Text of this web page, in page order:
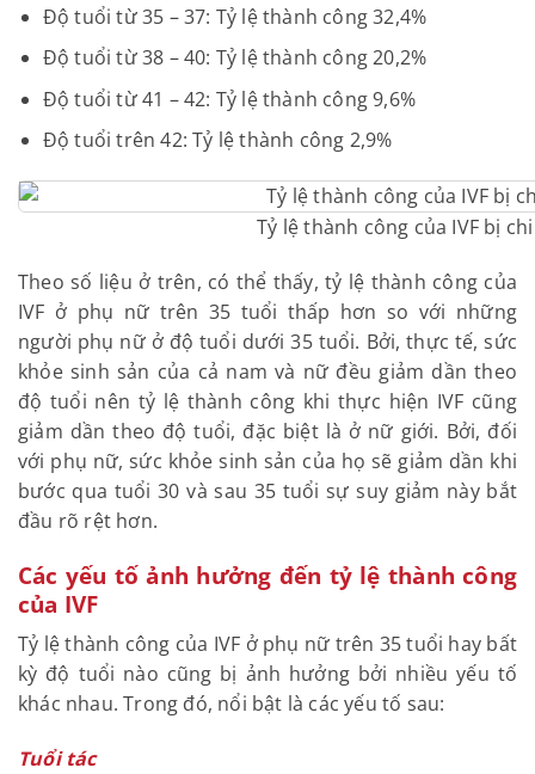
Độ tuổi từ 35 – 37: Tỷ lệ thành công 32,4%
Độ tuổi từ 38 – 40: Tỷ lệ thành công 20,2%
Độ tuổi từ 41 – 42: Tỷ lệ thành công 9,6%
Độ tuổi trên 42: Tỷ lệ thành công 2,9%
Tỷ lệ thành công của IVF bị
Theo số liệu ở trên, có thể thấy, tỷ lệ thành công của
IVF ở phụ nữ trên 35 tuổi thấp hơn so với những
người phụ nữ ở độ tuổi dưới 35 tuổi. Bởi, thực tế, sức
khỏe sinh sản của cả nam và nữ đều giảm dần theo
độ tuổi nên tỷ lệ thành công khi thực hiện IVF cũng
giảm dần theo độ tuổi, đặc biệt là ở nữ giới. Bởi, đối
với phụ nữ, sức khỏe sinh sản của họ sẽ giảm dần khi
bước qua tuổi 30 và sau 35 tuổi sự suy giảm này bắt
đầu rõ rệt hơn.
Các yếu tố ảnh hưởng đến tỷ lệ thành công
của IVF
Tỷ lệ thành công của IVF ở phụ nữ trên 35 tuổi hay bất
kỳ độ tuổi nào cũng bị ảnh hưởng bởi nhiều yếu tố
khác nhau. Trong đó, nổi bật là các yếu tố sau:
Tuổi tác